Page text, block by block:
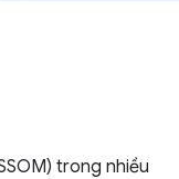
trong nhiều